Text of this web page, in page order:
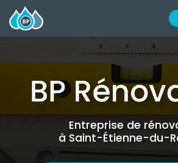
au
contenu
principal
Entreprise de
à Saint-Étienne-du-